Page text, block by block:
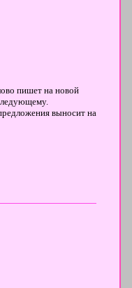
пишет на новой
выносит на